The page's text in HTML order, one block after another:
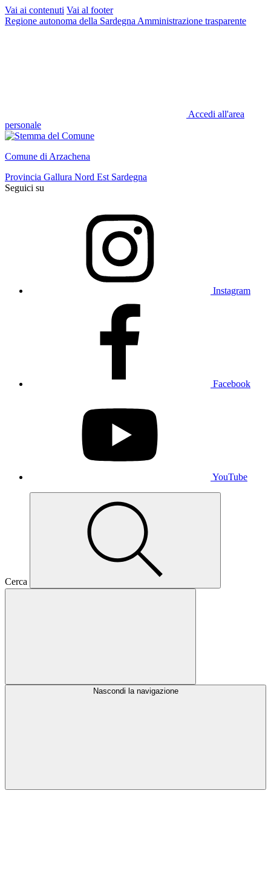
Vai ai contenuti Vai al footer
Regione autonoma della Sardegna Amministrazione trasparente
Accedi all'area
personale
Comune di Arzachena
Provincia Gallura Nord Est Sardegna
Seguici su
Instagram
Facebook
YouTube
Cerca
Nascondi la navigazione